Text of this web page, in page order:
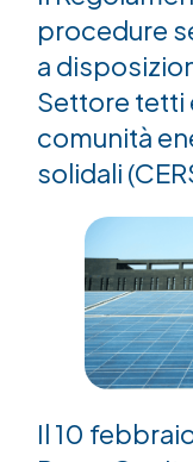
procedure
a
Settore tetti
comunità
solidali
Il 10